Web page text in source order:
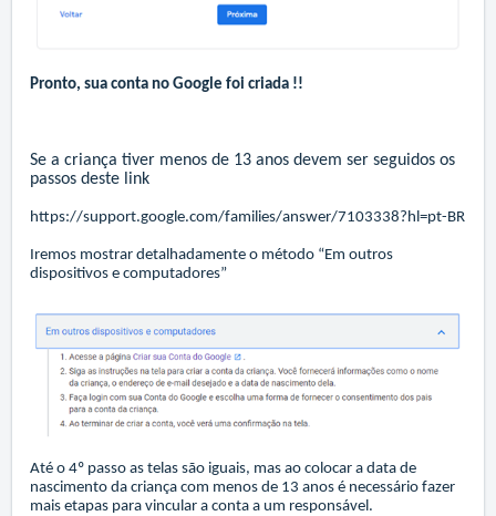
Pronto, sua conta no Google foi criada !!
Se a criança tiver menos de 13 anos devem ser seguidos os
passos deste link
https://support.google.com/families/answer/7103338?hl=pt-BR
Iremos mostrar detalhadamente o método “Em outros
dispositivos e computadores”
Até o 4º passo as telas são iguais, mas ao colocar a data de
nascimento da criança com menos de 13 anos é necessário fazer
mais etapas para vincular a conta a um responsável.